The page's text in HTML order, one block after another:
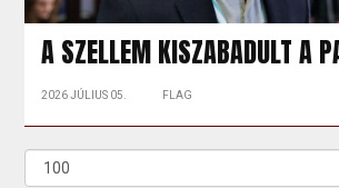
A SZELLEM KISZABADULT A
2026 JÚLIUS 05. FLAG